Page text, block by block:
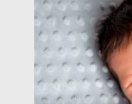
بلغارستانی به دلیل کمک به
کمک می کنند پاسخ
به ایران را اعلام کرد